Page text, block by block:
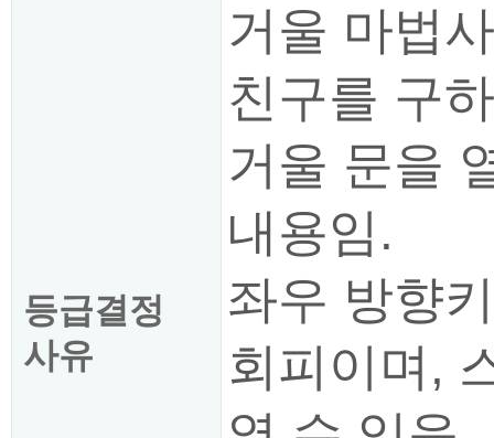
등급결정
사유
거울 마법
친구를 구
거울 문을
내용임.
좌우 방향
회피이며,